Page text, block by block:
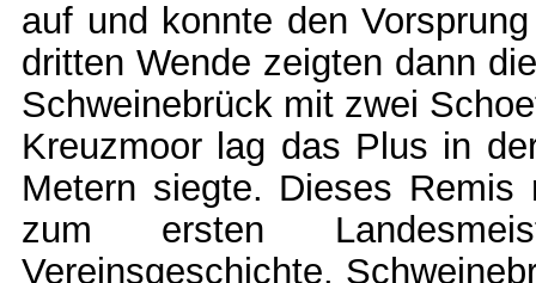
auf und konnte den
dritten Wende zeigten dann
Schweinebrück mit zwei
Kreuzmoor lag das Plus in
Metern siegte. Dieses Remis
zum ersten
Vereinsgeschichte.